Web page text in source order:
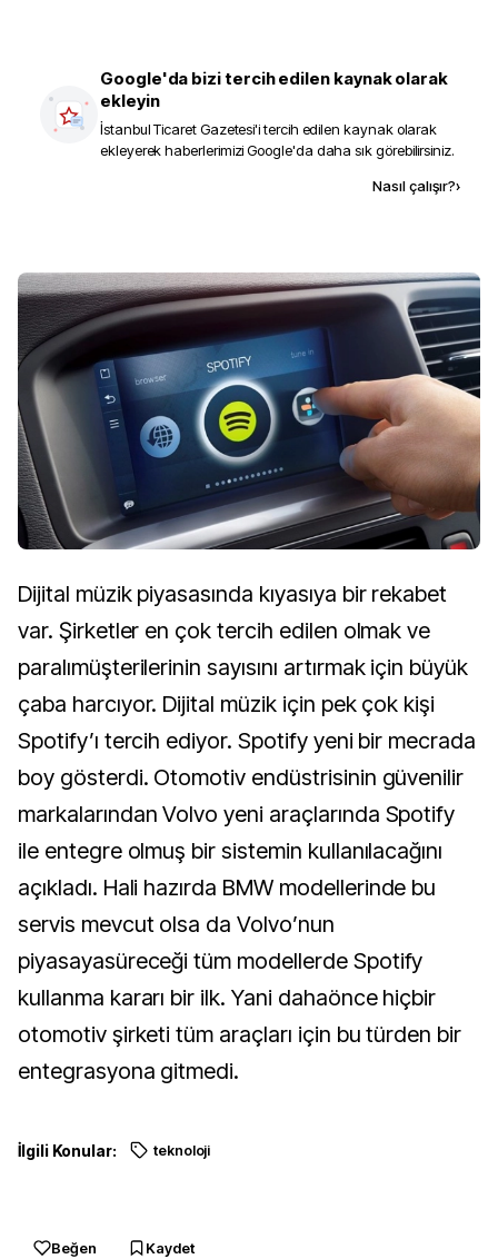
Google'da bizi tercih edilen kaynak olarak
ekleyin
İstanbul Ticaret Gazetesi'i tercih edilen kaynak olarak
ekleyerek haberlerimizi Google'da daha sık görebilirsiniz.
Nasıl çalışır?›
Dijital müzik piyasasında kıyasıya bir rekabet
var. Şirketler en çok tercih edilen olmak ve
paralımüşterilerinin sayısını artırmak için büyük
çaba harcıyor. Dijital müzik için pek çok kişi
Spotify’ı tercih ediyor. Spotify yeni bir mecrada
boy gösterdi. Otomotiv endüstrisinin güvenilir
markalarından Volvo yeni araçlarında Spotify
ile entegre olmuş bir sistemin kullanılacağını
açıkladı. Hali hazırda BMW modellerinde bu
servis mevcut olsa da Volvo’nun
piyasayasüreceği tüm modellerde Spotify
kullanma kararı bir ilk. Yani dahaönce hiçbir
otomotiv şirketi tüm araçları için bu türden bir
entegrasyona gitmedi.
İlgili Konular: teknoloji
Beğen Kaydet